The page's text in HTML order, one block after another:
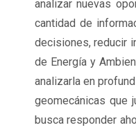
analizar nuevas
cantidad de
decisiones, reducir
de Energía y
analizarla en
geomecánicas que
busca responder